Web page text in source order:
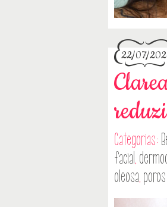
22/07/
Categorias:
facial,
oleosa,